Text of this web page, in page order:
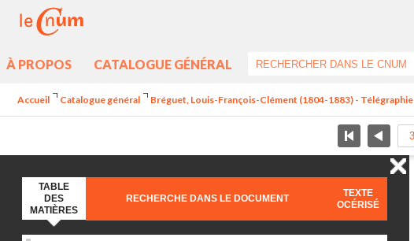
À PROPOS CATALOGUE GÉNÉRAL
Accueil Catalogue général Bréguet, Louis-François-Clément (1804-1883) - Télégraphie
TABLE
DES
MATIÈRES
RECHERCHE DANS LE DOCUMENT
TEXTE
OCÉRISÉ